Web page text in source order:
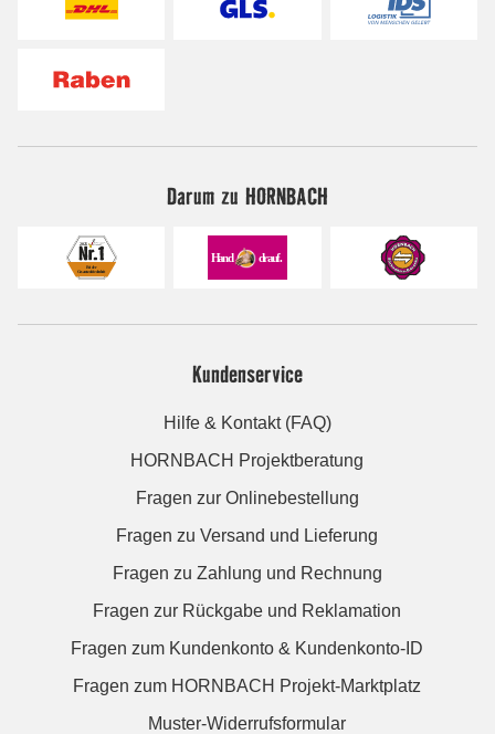
Darum zu HORNBACH
Kundenservice
Hilfe & Kontakt (FAQ)
HORNBACH Projektberatung
Fragen zur Onlinebestellung
Fragen zu Versand und Lieferung
Fragen zu Zahlung und Rechnung
Fragen zur Rückgabe und Reklamation
Fragen zum Kundenkonto & Kundenkonto-ID
Fragen zum HORNBACH Projekt-Marktplatz
Muster-Widerrufsformular